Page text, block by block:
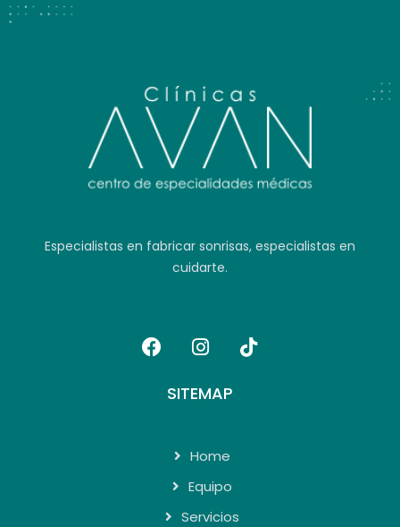
Especialistas en fabricar sonrisas, especialistas en
cuidarte.
SITEMAP
Home
Equipo
Servicios